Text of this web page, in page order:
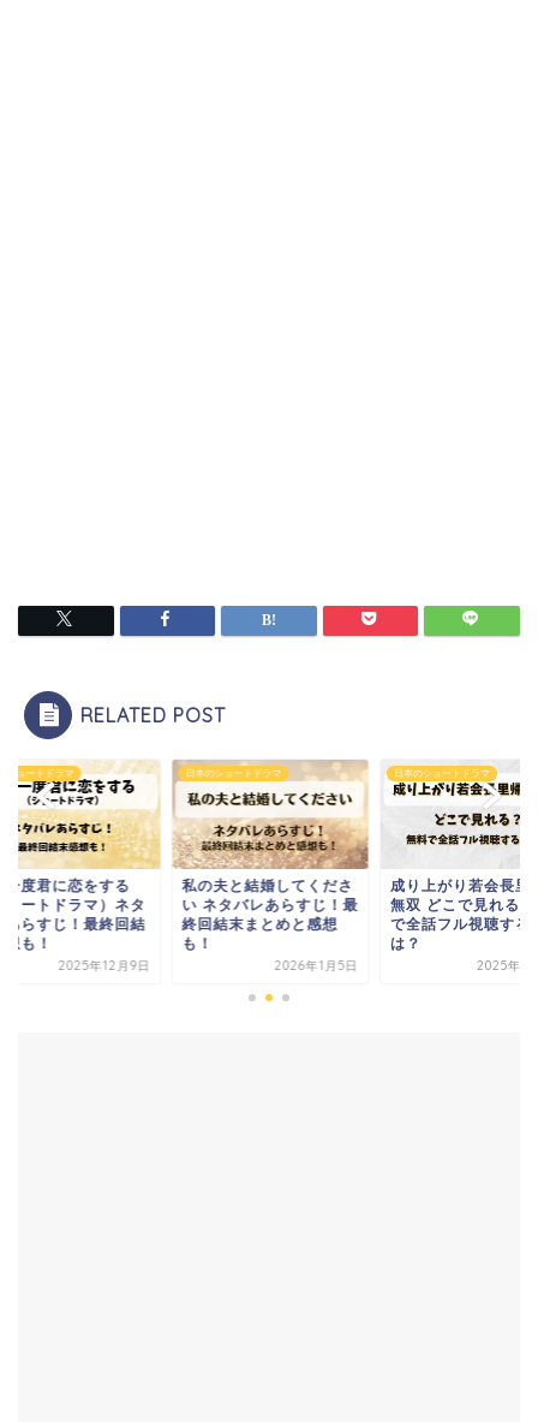
RELATED POST
ショートドラマ
一度君に恋をする
ョートドラマ）ネタ
あらすじ！最終回結
も！
2025年12月9日
日本のショートドラマ
私の夫と結婚してくださ
い ネタバレあらすじ！最
終回結末まとめと感想
も！
2026年1月5日
日本のショートドラマ
成り上がり若会長里
無双 どこで見れる？
で全話フル視聴する
は？
2025年11